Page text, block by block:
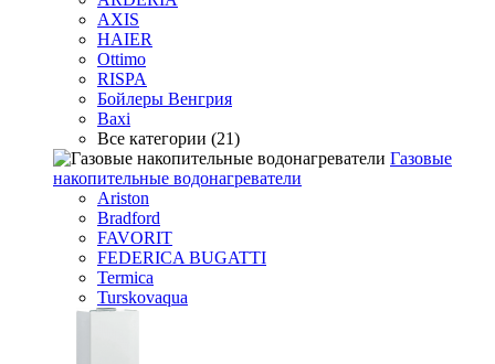
AXIS
HAIER
Ottimo
RISPA
Бойлеры Венгрия
Baxi
Все категории (21)
Газовые
накопительные водонагреватели
Ariston
Bradford
FAVORIT
FEDERICA BUGATTI
Termica
Turskovaqua